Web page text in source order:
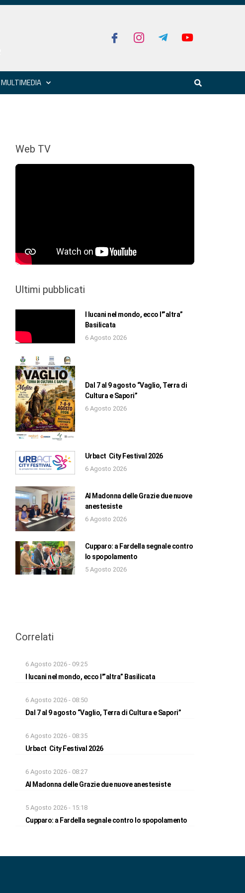
MULTIMEDIA
Web TV
Ultimi pubblicati
I lucani nel mondo, ecco l'”altra”
Basilicata
6 Agosto 2026
Dal 7 al 9 agosto “Vaglio, Terra di
Cultura e Sapori”
6 Agosto 2026
Urbact City Festival 2026
6 Agosto 2026
Al Madonna delle Grazie due nuove
anestesiste
6 Agosto 2026
Cupparo: a Fardella segnale contro
lo spopolamento
5 Agosto 2026
Correlati
6 Agosto 2026 - 09:25
I lucani nel mondo, ecco l'”altra” Basilicata
6 Agosto 2026 - 08:50
Dal 7 al 9 agosto “Vaglio, Terra di Cultura e Sapori”
6 Agosto 2026 - 08:35
Urbact City Festival 2026
6 Agosto 2026 - 08:27
Al Madonna delle Grazie due nuove anestesiste
5 Agosto 2026 - 15:18
Cupparo: a Fardella segnale contro lo spopolamento